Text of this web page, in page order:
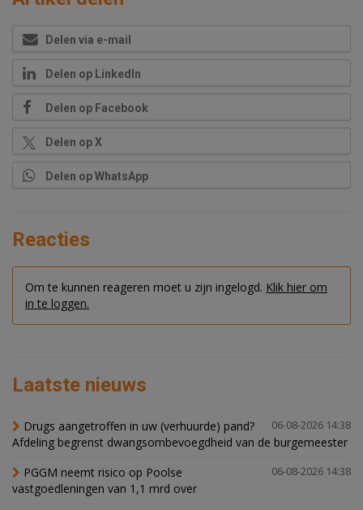
Delen via e-mail
Delen op LinkedIn
Delen op Facebook
Delen op X
Delen op WhatsApp
Reacties
Om te kunnen reageren moet u zijn ingelogd. Klik hier om
in te loggen.
Laatste nieuws
06-08-2026 14:38
Drugs aangetroffen in uw (verhuurde) pand?
Afdeling begrenst dwangsombevoegdheid van de burgemeester
06-08-2026 14:38
PGGM neemt risico op Poolse
vastgoedleningen van 1,1 mrd over